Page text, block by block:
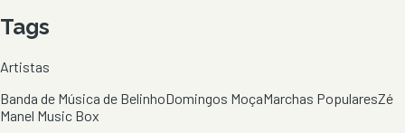
Tags
Artistas
Banda de Música de BelinhoDomingos MoçaMarchas PopularesZé
Manel Music Box